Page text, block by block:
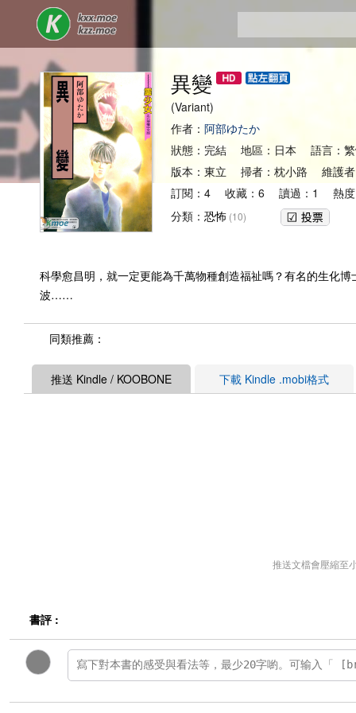
異變
(Variant)
作者： 阿部ゆたか
狀態：完結 地區：日本 語言：
版本：東立 掃者：枕小路 維護
訂閱：4 收藏：6 讀過：1 熱度
分類： 恐怖 (10)
科學愈昌明，就一定更能為千萬物種創造福祉嗎？有名的生化
波……
同類推薦：
推送 Kindle / KOOBONE 下載 Kindle .mobi格式
推送文檔會壓縮至
書評 :